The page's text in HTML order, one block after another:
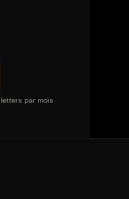
par mois